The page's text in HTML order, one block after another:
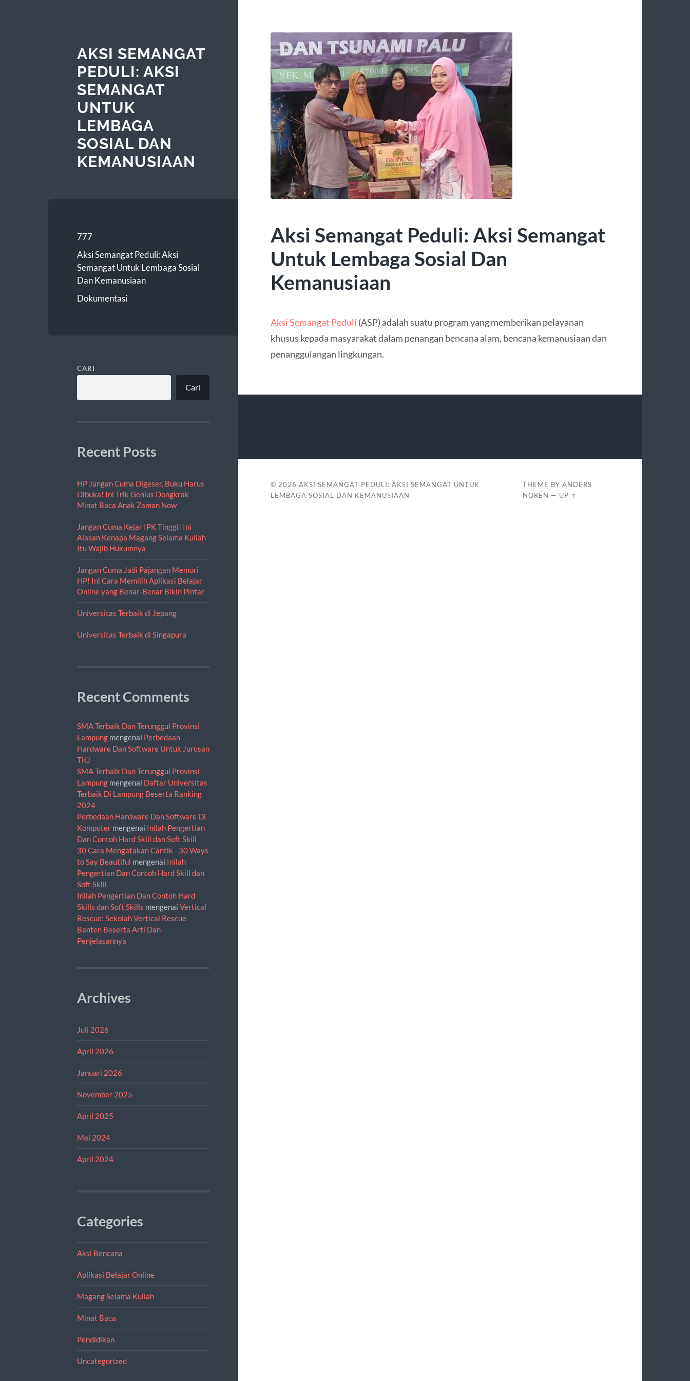
AKSI SEMANGAT
PEDULI: AKSI
SEMANGAT
UNTUK
LEMBAGA
SOSIAL DAN
KEMANUSIAAN
777
Aksi Semangat Peduli: Aksi
Semangat Untuk Lembaga Sosial
Dan Kemanusiaan
Dokumentasi
CARI
Cari
Recent Posts
HP Jangan Cuma Digeser, Buku Harus
Dibuka! Ini Trik Genius Dongkrak
Minat Baca Anak Zaman Now
Jangan Cuma Kejar IPK Tinggi! Ini
Alasan Kenapa Magang Selama Kuliah
Itu Wajib Hukumnya
Jangan Cuma Jadi Pajangan Memori
HP! Ini Cara Memilih Aplikasi Belajar
Online yang Benar-Benar Bikin Pintar
Universitas Terbaik di Jepang
Universitas Terbaik di Singapura
Recent Comments
SMA Terbaik Dan Terunggul Provinsi
Lampungmengenai Perbedaan
Hardware Dan Software Untuk Jurusan
TKJ
SMA Terbaik Dan Terunggul Provinsi
Lampungmengenai Daftar Universitas
Terbaik Di Lampung Beserta Ranking
2024
Perbedaan Hardware Dan Software Di
Komputermengenai Inilah Pengertian
Dan Contoh Hard Skill dan Soft Skill
30 Cara Mengatakan Cantik - 30 Ways
to Say Beautiful mengenai Inilah
Pengertian Dan Contoh Hard Skill dan
Soft Skill
Inilah Pengertian Dan Contoh Hard
Skills dan Soft Skills mengenai Vertical
Rescue: Sekolah Vertical Rescue
Banten Beserta Arti Dan
Penjelasannya
Archives
Juli 2026
April 2026
Januari 2026
November 2025
April 2025
Mei 2024
April 2024
Categories
Aksi Bencana
Aplikasi Belajar Online
Magang Selama Kuliah
Minat Baca
Pendidikan
Uncategorized
Aksi Semangat Peduli: Aksi Semangat
Untuk Lembaga Sosial Dan
Kemanusiaan
Aksi Semangat Peduli (ASP) adalah suatu program yang memberikan pelayanan
khusus kepada masyarakat dalam penangan bencana alam, bencana kemanusiaan dan
penanggulangan lingkungan.
© 2026 AKSI SEMANGAT PEDULI: AKSI SEMANGAT UNTUK
LEMBAGA SOSIAL DAN KEMANUSIAAN
THEME BYANDERS
NORÉN — UP ↑